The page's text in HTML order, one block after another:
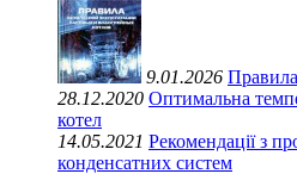
9.01.2026
28.12.2020 Оптимальна
котел
14.05.2021 Рекомендації з
конденсатних систем